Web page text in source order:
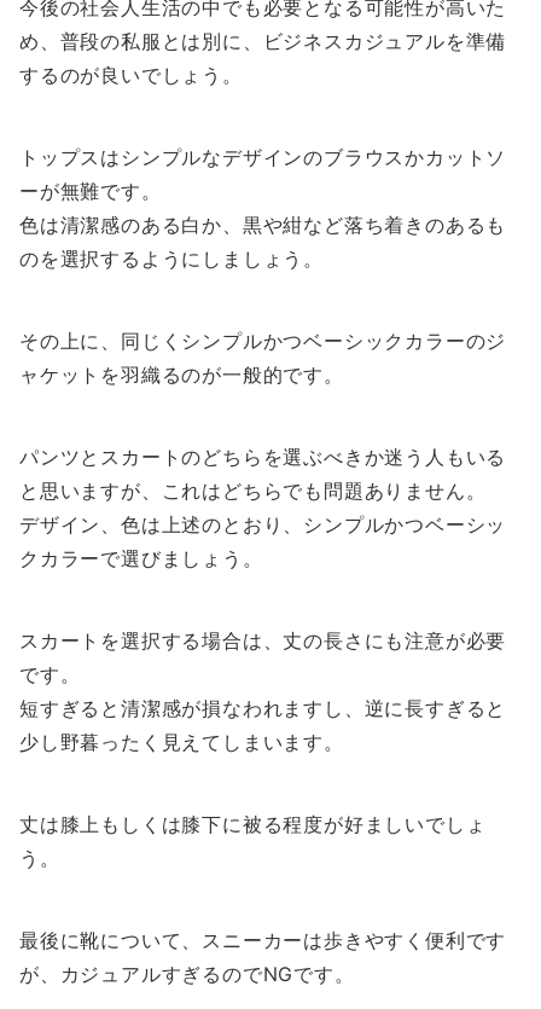
今後の社会人生活の中でも必要となる可能性が高いた
め、普段の私服とは別に、ビジネスカジュアルを準備
するのが良いでしょう。
トップスはシンプルなデザインのブラウスかカットソ
ーが無難です。
色は清潔感のある白か、黒や紺など落ち着きのあるも
のを選択するようにしましょう。
その上に、同じくシンプルかつベーシックカラーのジ
ャケットを羽織るのが一般的です。
パンツとスカートのどちらを選ぶべきか迷う人もいる
と思いますが、これはどちらでも問題ありません。
デザイン、色は上述のとおり、シンプルかつベーシッ
クカラーで選びましょう。
スカートを選択する場合は、丈の長さにも注意が必要
です。
短すぎると清潔感が損なわれますし、逆に長すぎると
少し野暮ったく見えてしまいます。
丈は膝上もしくは膝下に被る程度が好ましいでしょ
う。
最後に靴について、スニーカーは歩きやすく便利です
が、カジュアルすぎるのでNGです。